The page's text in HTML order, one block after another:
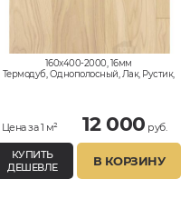
160x400-2000, 16мм
Термодуб, Однополосный, Лак, Рустик,
Цена за 1 м² 12 000 руб.
КУПИТЬ
ДЕШЕВЛЕ
В КОРЗИНУ